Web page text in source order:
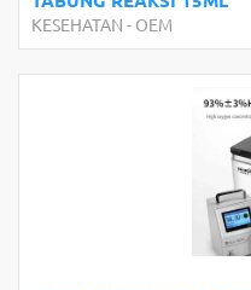
KESEHATAN - OEM